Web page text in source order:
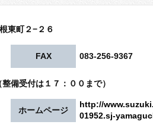
東町２−２６
FAX 083-256-9367
備受付は１７：００まで）
ホームページ
http://
01952.sj-